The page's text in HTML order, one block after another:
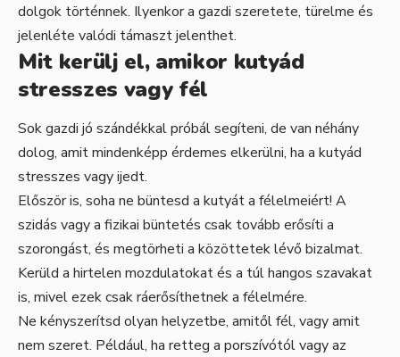
dolgok történnek. Ilyenkor a gazdi szeretete, türelme és
jelenléte valódi támaszt jelenthet.
Mit kerülj el, amikor kutyád
stresszes vagy fél
Sok gazdi jó szándékkal próbál segíteni, de van néhány
dolog, amit mindenképp érdemes elkerülni, ha a kutyád
stresszes vagy ijedt.
Először is, soha ne büntesd a kutyát a félelmeiért! A
szidás vagy a fizikai büntetés csak tovább erősíti a
szorongást, és megtörheti a közöttetek lévő bizalmat.
Kerüld a hirtelen mozdulatokat és a túl hangos szavakat
is, mivel ezek csak ráerősíthetnek a félelmére.
Ne kényszerítsd olyan helyzetbe, amitől fél, vagy amit
nem szeret. Például, ha retteg a porszívótól vagy az